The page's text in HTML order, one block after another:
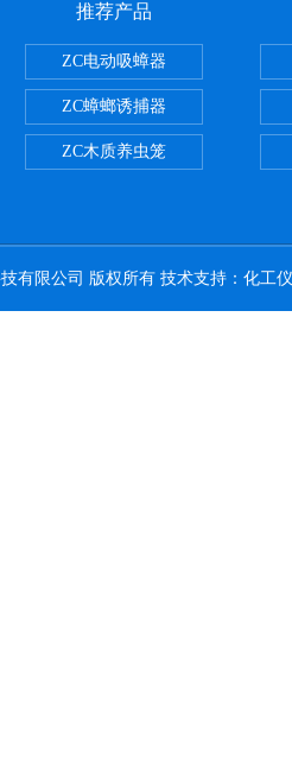
推荐产品
ZC电动吸蟑器
ZC蟑螂诱捕器
ZC木质养虫笼
有限公司 版权所有 技术支持： 化工